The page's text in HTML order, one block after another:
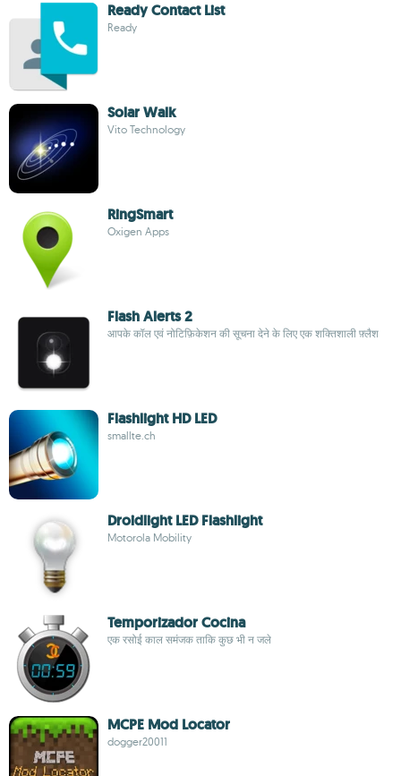
Ready Contact List
Ready
Solar Walk
Vito Technology
RingSmart
Oxigen Apps
Flash Alerts 2
आपके कॉल एवं नोटिफ़िकेशन की सूचना देने के लिए एक शक्तिशाली फ़्लैश
Flashlight HD LED
smallte.ch
Droidlight LED Flashlight
Motorola Mobility
Temporizador Cocina
एक रसोई काल समंजक ताकि कुछ भी न जले
MCPE Mod Locator
dogger20011